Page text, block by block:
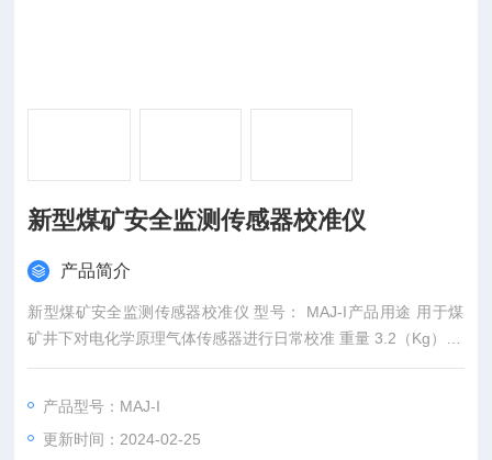
新型煤矿安全监测传感器校准仪
产品简介
新型煤矿安全监测传感器校准仪 型号： MAJ-I产品用途 用于煤
矿井下对电化学原理气体传感器进行日常校准 重量 3.2（Kg）
外形尺寸 275×95×255（mm）
求， 煤矿安全
产品型号：MAJ-I
更新时间：2024-02-25